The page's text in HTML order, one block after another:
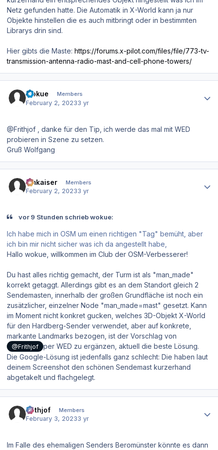
Netz gefunden hatte. Die Automatik in X-World kann ja nur
Objekte hinstellen die es auch mitbringt oder in bestimmten
Librarys drin sind.
Hier gibts die Maste: https://forums.x-pilot.com/files/file/773-tv-
transmission-antenna-radio-mast-and-cell-phone-towers/
wokue Members
February 2, 20233 yr
@Frithjof , danke für den Tip, ich werde das mal mit WED
probieren in Szene zu setzen.
Gruß Wolfgang
hmkaiser Members
February 2, 20233 yr
vor 9 Stunden schrieb wokue:
Ich habe mich in OSM um einen richtigen "Tag" bemüht, aber
ich bin mir nicht sicher was ich da angestellt habe,
Hallo wokue, willkommen im Club der OSM-Verbesserer!
Du hast alles richtig gemacht, der Turm ist als "man_made"
korrekt getaggt. Allerdings gibt es an dem Standort gleich 2
Sendemasten, innerhalb der großen Grundfläche ist noch ein
zusätzlicher, einzelner Node "man_made=mast" gesetzt. Kann
im Moment nicht konkret gucken, welches 3D-Objekt X-World
für den Hardberg-Sender verwendet, aber auf konkrete,
markante Landmarks bezogen, ist der Vorschlag von
@Frithjof
per WED zu ergänzen, aktuell die beste Lösung.
Die Google-Lösung ist jedenfalls ganz schlecht: Die haben laut
deinem Screenshot den schönen Sendemast kurzerhand
abgetakelt und flachgelegt.
Frithjof Members
February 3, 20233 yr
Im Falle des ehemaligen Senders Beromünster könnte es dann